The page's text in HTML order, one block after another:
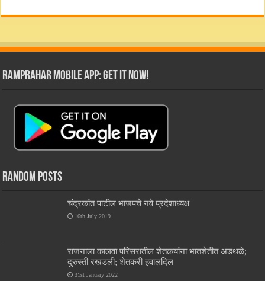
RamPrahar Mobile App: Get it Now!
Random Posts
चंद्रकांत पाटील भाजपचे नवे प्रदेशाध्यक्ष
16th July 2019
राजनाला कालवा परिसरातील शेतकर्‍यांना भातशेतीत अडथळे;
दुरुस्ती रखडली; शेतकरी हवालदिल
31st January 2022